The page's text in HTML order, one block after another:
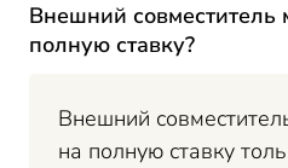
Внешний совместитель
полную ставку?
Внешний
на полную ставку